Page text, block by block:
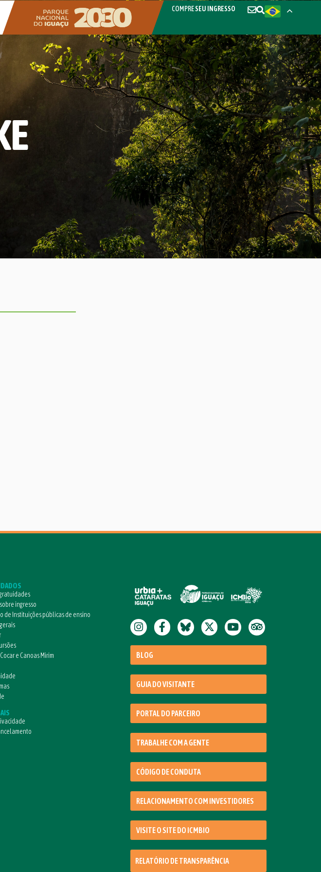
COMPRESEU INGRESSO
ingresso
de Instituições públicas de ensino
e Canoas Mirim
BLOG
GUIA DO VISITANTE
PORTAL DO PARCEIRO
TRABALHE COM A GENTE
CÓDIGO DE CONDUTA
RELACIONAMENTO COM INVESTIDORES
VISITE O SITE DO ICMBIO
RELATÓRIO DE TRANSPARÊNCIA